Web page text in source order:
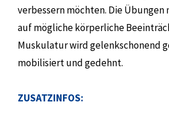
verbessern möchten. Die Übungen
auf mögliche körperliche
Muskulatur wird gelenkschonend
mobilisiert und gedehnt.
ZUSATZINFOS: